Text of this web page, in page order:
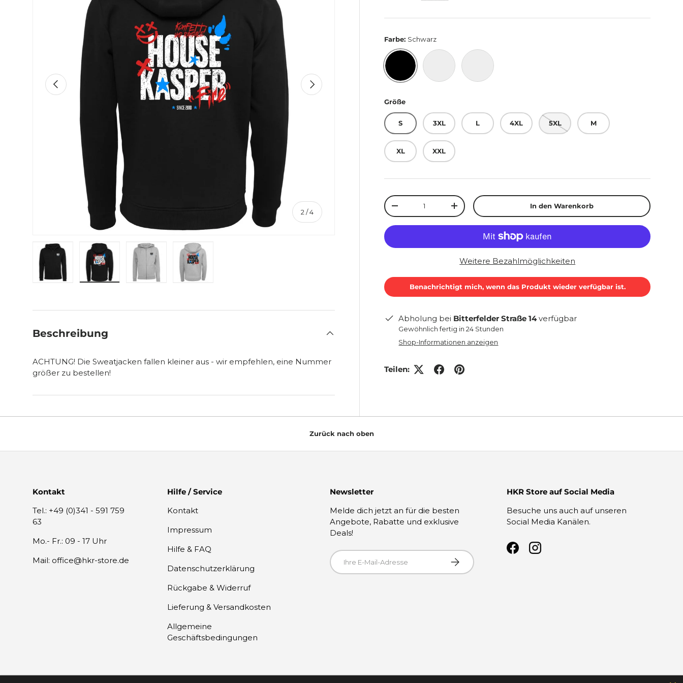
Vorherige
2 /von
4
Nächste
Farbe: Schwarz
Schwarz Grau/SchwarzGrau/Weiß
Größe
S 3XL L 4XL 5XL M
XL XXL
Anzahl
Menge verringernMenge erhöhen In den Warenkorb
Weitere Bezahlmöglichkeiten
Benachrichtigt mich, wenn das Produkt wieder verfügbar ist.
Abholung bei Bitterfelder Straße 14verfügbar
Gewöhnlich fertig in 24 Stunden
Shop-Informationen anzeigen
Teilen:
Beschreibung
ACHTUNG! Die Sweatjacken fallen kleiner aus - wir empfehlen, eine Nummer
größer zu bestellen!
Zurück nach oben
Kontakt
Tel.: +49 (0)341 - 591 759
63
Mo.- Fr.: 09 - 17 Uhr
Mail: office@hkr-store.de
Hilfe / Service
Kontakt
Impressum
Hilfe & FAQ
Datenschutzerklärung
Rückgabe & Widerruf
Lieferung & Versandkosten
Allgemeine
Geschäftsbedingungen
Newsletter
Melde dich jetzt an für die besten
Angebote, Rabatte und exklusive
Deals!
E-Mail
Abonnieren
HKR Store auf Social Media
Besuche uns auch auf unseren
Social Media Kanälen.
FacebookInstagram